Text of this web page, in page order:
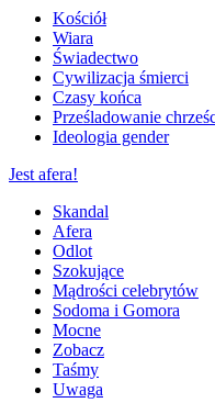
Kościół
Wiara
Świadectwo
Cywilizacja śmierci
Czasy końca
Prześladowanie
Ideologia gender
Jest afera!
Skandal
Afera
Odlot
Szokujące
Mądrości celebrytów
Sodoma i Gomora
Mocne
Zobacz
Taśmy
Uwaga